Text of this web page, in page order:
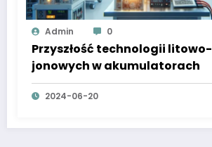
Admin 0
Przyszłość technologii litowo-
jonowych w akumulatorach
2024-06-20